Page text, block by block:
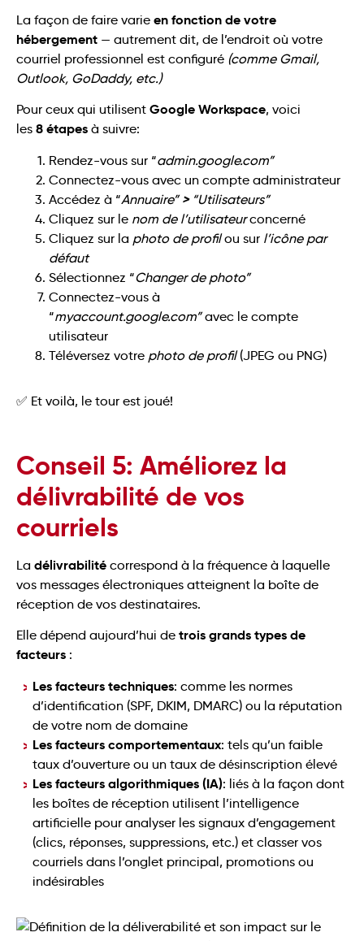
La façon de faire varie en fonction de votre
hébergement — autrement dit, de l’endroit où votre
courriel professionnel est configuré (comme Gmail,
Outlook, GoDaddy, etc.)
Pour ceux qui utilisent Google Workspace, voici
les 8étapes à suivre:
Rendez-vous sur “admin.google.com”
Connectez-vous avec un compte administrateur
Accédez à “Annuaire”>“Utilisateurs”
Cliquez sur le nom de l’utilisateurconcerné
Cliquez sur la photo de profilou sur l’icône par
défaut
Sélectionnez “Changer de photo”
Connectez-vous à
“myaccount.google.com”avec le compte
utilisateur
Téléversez votre photo de profil(JPEG ou PNG)
✅ Et voilà, le tour est joué!
Conseil 5: Améliorez la
délivrabilité de vos
courriels
La délivrabilité correspond à la fréquence à laquelle
vos messages électroniques atteignent la boîte de
réception de vos destinataires.
Elle dépend aujourd’hui de trois grands types de
facteurs :
Les facteurs techniques: comme les normes
d’identification (SPF, DKIM, DMARC) ou la réputation
de votre nom de domaine
Les facteurs comportementaux: tels qu’un faible
taux d’ouverture ou un taux de désinscription élevé
Les facteurs algorithmiques (IA): liés à la façon dont
les boîtes de réception utilisent l’intelligence
artificielle pour analyser les signaux d’engagement
(clics, réponses, suppressions, etc.) et classer vos
courriels dans l’onglet principal, promotions ou
indésirables